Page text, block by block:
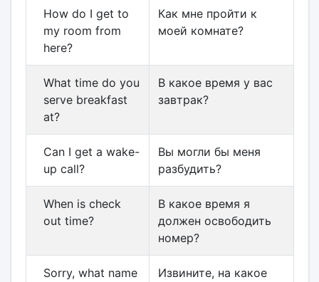
How do I get to
my room from
here?
Как мне пройти к
моей комнате?
What time do you
serve breakfast
at?
В какое время у вас
завтрак?
Can I get a wake-
up call?
Вы могли бы меня
разбудить?
When is check
out time?
В какое время я
должен освободить
номер?
Sorry, what name
Извините, на какое